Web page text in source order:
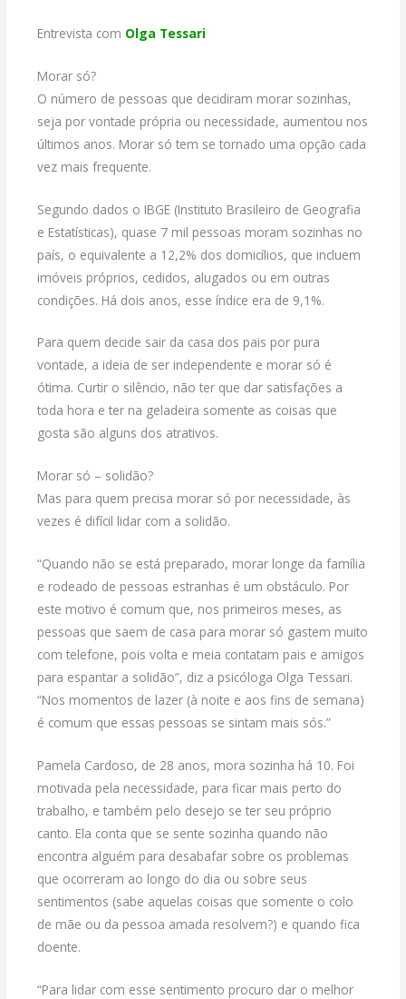
Entrevista com Olga Tessari
Morar só?
O número de pessoas que decidiram morar sozinhas,
seja por vontade própria ou necessidade, aumentou nos
últimos anos. Morar só tem se tornado uma opção cada
vez mais frequente.
Segundo dados o IBGE (Instituto Brasileiro de Geografia
e Estatísticas), quase 7 mil pessoas moram sozinhas no
país, o equivalente a 12,2% dos domicílios, que incluem
imóveis próprios, cedidos, alugados ou em outras
condições. Há dois anos, esse índice era de 9,1%.
Para quem decide sair da casa dos pais por pura
vontade, a ideia de ser independente e morar só é
ótima. Curtir o silêncio, não ter que dar satisfações a
toda hora e ter na geladeira somente as coisas que
gosta são alguns dos atrativos.
Morar só – solidão?
Mas para quem precisa morar só por necessidade, às
vezes é difícil lidar com a solidão.
“Quando não se está preparado, morar longe da família
e rodeado de pessoas estranhas é um obstáculo. Por
este motivo é comum que, nos primeiros meses, as
pessoas que saem de casa para morar só gastem muito
com telefone, pois volta e meia contatam pais e amigos
para espantar a solidão”, diz a psicóloga Olga Tessari.
“Nos momentos de lazer (à noite e aos fins de semana)
é comum que essas pessoas se sintam mais sós.”
Pamela Cardoso, de 28 anos, mora sozinha há 10. Foi
motivada pela necessidade, para ficar mais perto do
trabalho, e também pelo desejo se ter seu próprio
canto. Ela conta que se sente sozinha quando não
encontra alguém para desabafar sobre os problemas
que ocorreram ao longo do dia ou sobre seus
sentimentos (sabe aquelas coisas que somente o colo
de mãe ou da pessoa amada resolvem?) e quando fica
doente.
“Para lidar com esse sentimento procuro dar o melhor